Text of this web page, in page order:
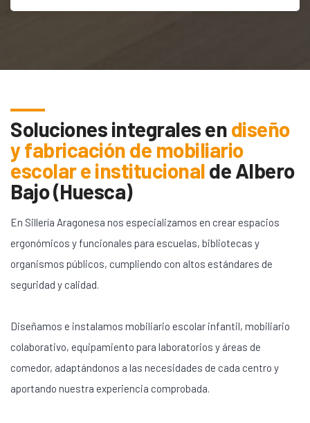
Soluciones integrales endiseño
y fabricación de mobiliario
escolar e institucionaldeAlbero
Bajo (Huesca)
En Sillería Aragonesa nos especializamos en crear espacios
ergonómicos y funcionales para escuelas, bibliotecas y
organismos públicos, cumpliendo con altos estándares de
seguridad y calidad.
Diseñamos e instalamos mobiliario escolar infantil, mobiliario
colaborativo, equipamiento para laboratorios y áreas de
comedor, adaptándonos a las necesidades de cada centro y
aportando nuestra experiencia comprobada.